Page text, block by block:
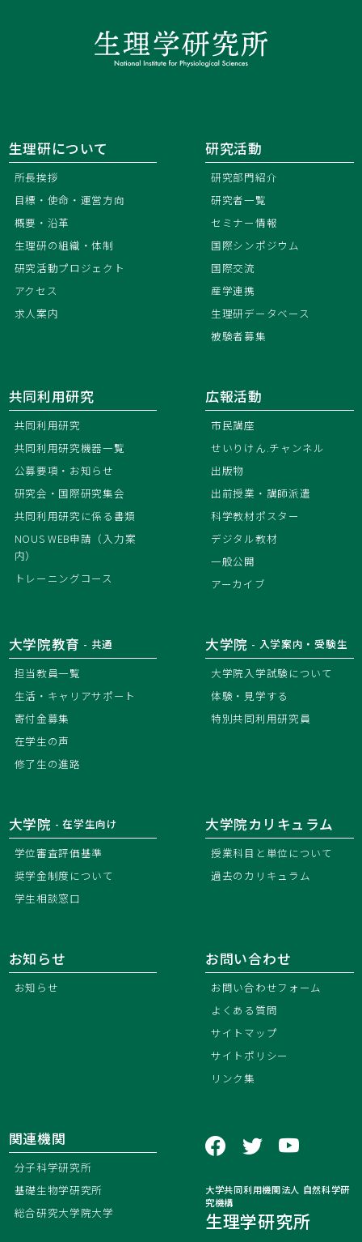
生理研について
所長挨拶
目標・使命・運営方向
概要・沿革
生理研の組織・体制
研究活動プロジェクト
アクセス
求人案内
研究活動
研究部門紹介
研究者一覧
セミナー情報
国際シンポジウム
国際交流
産学連携
生理研データベース
被験者募集
共同利用研究
共同利用研究
共同利用研究機器一覧
公募要項・お知らせ
研究会・国際研究集会
共同利用研究に係る書類
NOUS WEB申請（入力案
内）
トレーニングコース
広報活動
市民講座
せいりけん.チャンネル
出版物
出前授業・講師派遣
科学教材ポスター
デジタル教材
一般公開
アーカイブ
大学院教育 - 共通
担当教員一覧
生活・キャリアサポート
寄付金募集
在学生の声
修了生の進路
大学院 - 入学案内・受験生
大学院入学試験について
体験・見学する
特別共同利用研究員
大学院 - 在学生向け
学位審査評価基準
奨学金制度について
学生相談窓口
大学院カリキュラム
授業科目と単位について
過去のカリキュラム
お知らせ
お知らせ
お問い合わせ
お問い合わせフォーム
よくある質問
サイトマップ
サイトポリシー
リンク集
関連機関
分子科学研究所
基礎生物学研究所
総合研究大学院大学
大学共同利用機関法人 自然科学研
究機構
生理学研究所